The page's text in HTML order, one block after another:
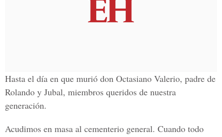
Hasta el día en que murió don Octasiano Valerio, padre de
Rolando y Jubal, miembros queridos de nuestra
generación.
Acudimos en masa al cementerio general. Cuando todo